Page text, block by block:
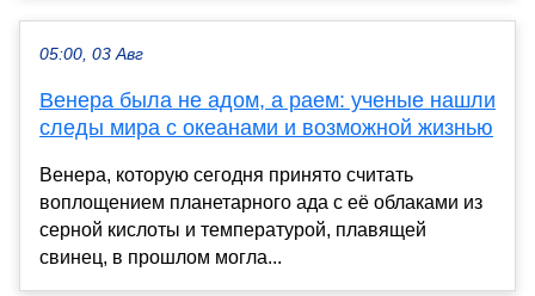
05:00, 03 Авг
Венера была не адом, а раем: ученые нашли
следы мира с океанами и возможной жизнью
Венера, которую сегодня принято считать
воплощением планетарного ада с её облаками из
серной кислоты и температурой, плавящей
свинец, в прошлом могла...